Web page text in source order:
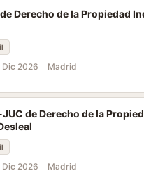
Derecho de la Propiedad
Dic 2026 Madrid
de Derecho de la
Dic 2026 Madrid